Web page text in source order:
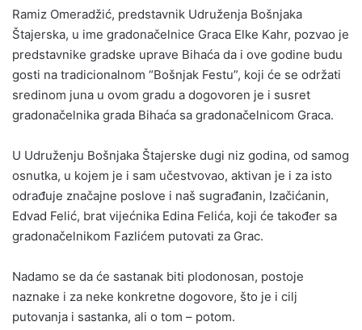
Ramiz Omeradžić, predstavnik Udruženja Bošnjaka
Štajerska, u ime gradonačelnice Graca Elke Kahr, pozvao je
predstavnike gradske uprave Bihaća da i ove godine budu
gosti na tradicionalnom “Bošnjak Festu”, koji će se održati
sredinom juna u ovom gradu a dogovoren je i susret
gradonačelnika grada Bihaća sa gradonačelnicom Graca.
U Udruženju Bošnjaka Štajerske dugi niz godina, od samog
osnutka, u kojem je i sam učestvovao, aktivan je i za isto
odrađuje značajne poslove i naš sugrađanin, Izačićanin,
Edvad Felić, brat vijećnika Edina Felića, koji će također sa
gradonačelnikom Fazlićem putovati za Grac.
Nadamo se da će sastanak biti plodonosan, postoje
naznake i za neke konkretne dogovore, što je i cilj
putovanja i sastanka, ali o tom – potom.